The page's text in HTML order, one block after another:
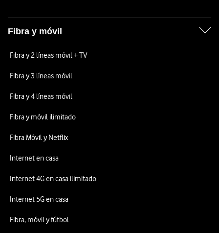
Fibra y móvil
Fibra y 2 líneas móvil + TV
Fibra y 3 líneas móvil
Fibra y 4 líneas móvil
Fibra y móvil ilimitado
Fibra Móvil y Netflix
Internet en casa
Internet 4G en casa ilimitado
Internet 5G en casa
Fibra, móvil y fútbol